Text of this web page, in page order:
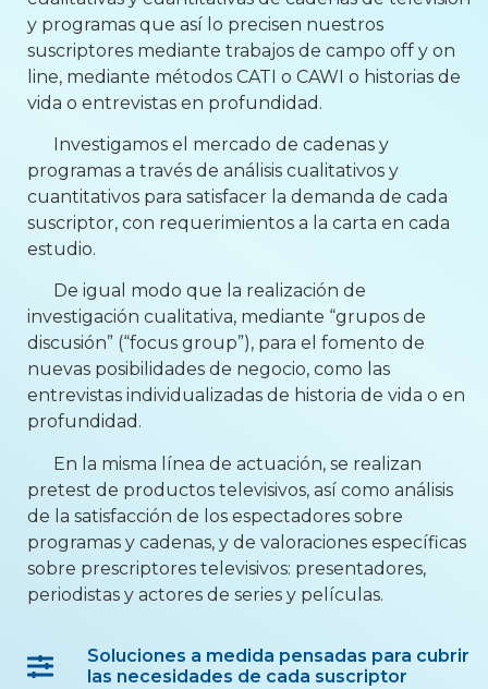
y programas que así lo precisen nuestros
suscriptores mediante trabajos de campo off y on
line, mediante métodos CATI o CAWI o historias de
vida o entrevistas en profundidad.
Investigamos el mercado de cadenas y
programas a través de análisis cualitativos y
cuantitativos para satisfacer la demanda de cada
suscriptor, con requerimientos a la carta en cada
estudio.
De igual modo que la realización de
investigación cualitativa, mediante “grupos de
discusión” (“focus group”), para el fomento de
nuevas posibilidades de negocio, como las
entrevistas individualizadas de historia de vida o en
profundidad.
En la misma línea de actuación, se realizan
pretest de productos televisivos, así como análisis
de la satisfacción de los espectadores sobre
programas y cadenas, y de valoraciones específicas
sobre prescriptores televisivos: presentadores,
periodistas y actores de series y películas.
Soluciones a medida pensadas para cubrir
las necesidades de cada suscriptor